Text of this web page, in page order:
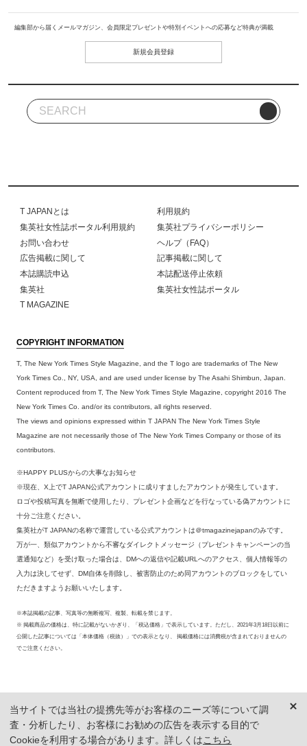
編集部から届くメールマガジン、会員限定プレゼントや特別イベントへの応募など特典が満載
新規会員登録
T JAPANとは
利用規約
集英社女性誌ポータル利用規約
集英社プライバシーポリシー
お問い合わせ
ヘルプ（FAQ）
広告掲載に関して
記事掲載に関して
本誌購読申込
本誌配送停止依頼
集英社
集英社女性誌ポータル
T MAGAZINE
COPYRIGHT INFORMATION
T, The New York Times Style Magazine, and the T logo are trademarks of The New
York Times Co., NY, USA, and are used under license by The Asahi Shimbun, Japan.
Content reproduced from T, The New York Times Style Magazine, copyright 2016 The
New York Times Co. and/or its contributors, all rights reserved.
The views and opinions expressed within T JAPAN The New York Times Style
Magazine are not necessarily those of The New York Times Company or those of its
contributors.
※HAPPY PLUSからの大事なお知らせ
※現在、X上でT JAPAN公式アカウントに成りすましたアカウントが発生しています。
ロゴや投稿写真を無断で使用したり、プレゼント企画などを行なっている偽アカウントに
十分ご注意ください。
集英社がT JAPANの名称で運営している公式アカウントは＠tmagazinejapanのみです。
万が一、類似アカウントから不審なダイレクトメッセージ（プレゼントキャンペーンの当
選通知など）を受け取った場合は、DMへの返信や記載URLへのアクセス、個人情報等の
入力は決してせず、DM自体を削除し、被害防止のため同アカウントのブロックをしてい
ただきますようお願いいたします。
※本誌掲載の記事、写真等の無断複写、複製、転載を禁じます。
※ 掲載商品の価格は、特に記載がないかぎり、「税込価格」で表示しています。ただし、2021年3月18日以前に
公開した記事については「本体価格（税抜）」での表示となり、 掲載価格には消費税が含まれておりませんの
でご注意ください。
当サイトでは当社の提携先等がお客様のニーズ等について調
査・分析したり、お客様にお勧めの広告を表示する目的で
Cookieを利用する場合があります。詳しくはこちら